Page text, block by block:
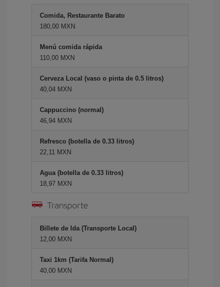
Comida, Restaurante Barato
180,00 MXN
Menú comida rápida
110,00 MXN
Cerveza Local (vaso o pinta de 0.5 litros)
40,04 MXN
Cappuccino (normal)
46,94 MXN
Refresco (botella de 0.33 litros)
22,11 MXN
Agua (botella de 0.33 litros)
18,97 MXN
Transporte
Billete de Ida (Transporte Local)
12,00 MXN
Taxi 1km (Tarifa Normal)
40,00 MXN